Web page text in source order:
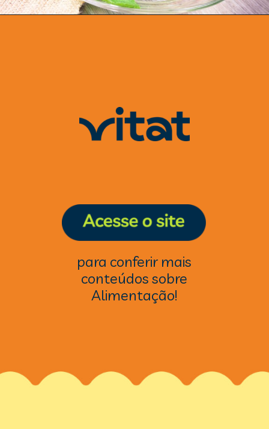
para conferir mais
conteúdos sobre
Alimentação!